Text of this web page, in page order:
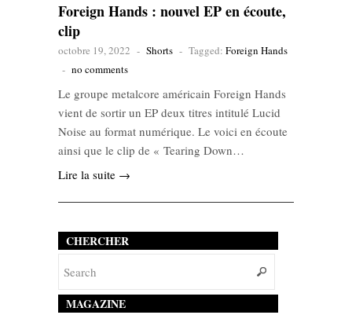
Foreign Hands : nouvel EP en écoute,
clip
octobre 19, 2022 - Shorts - Tagged: Foreign Hands
- no comments
Le groupe metalcore américain Foreign Hands
vient de sortir un EP deux titres intitulé Lucid
Noise au format numérique. Le voici en écoute
ainsi que le clip de « Tearing Down…
Lire la suite →
CHERCHER
MAGAZINE